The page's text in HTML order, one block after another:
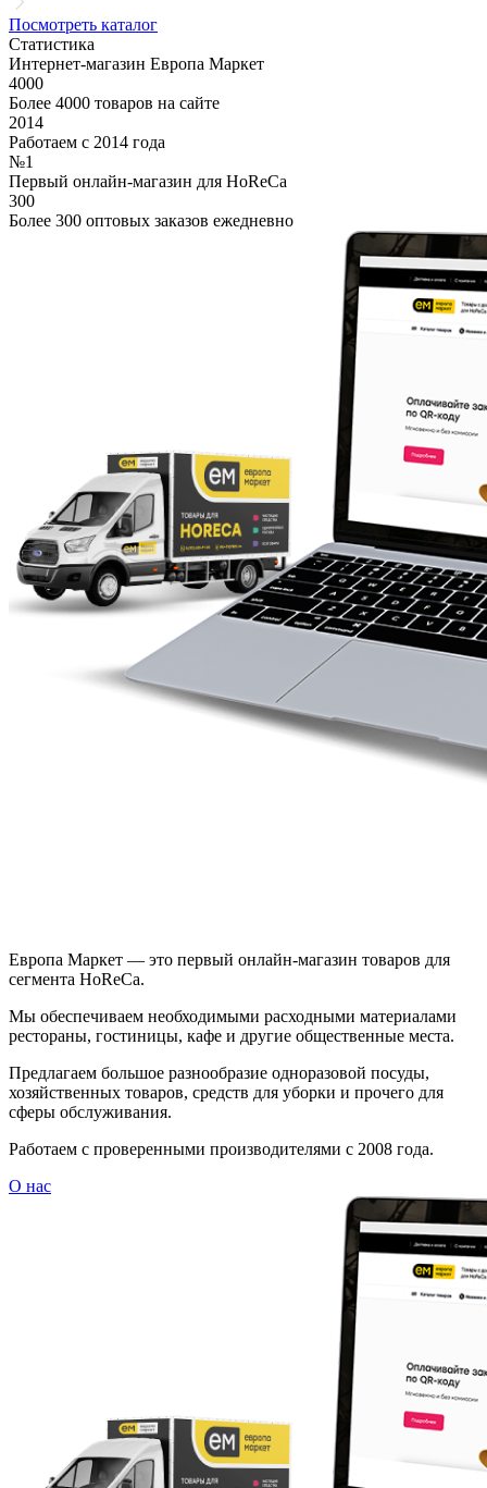
Посмотреть каталог
Статистика
Интернет-магазин Европа Маркет
4000
Более 4000 товаров на сайте
2014
Работаем с 2014 года
№1
Первый онлайн-магазин для HoReCa
300
Более 300 оптовых заказов ежедневно
Европа Маркет — это первый онлайн-магазин товаров для
сегмента HoReCa.
Мы обеспечиваем необходимыми расходными материалами
рестораны, гостиницы, кафе и другие общественные места.
Предлагаем большое разнообразие одноразовой посуды,
хозяйственных товаров, средств для уборки и прочего для
сферы обслуживания.
Работаем с проверенными производителями с 2008 года.
О нас